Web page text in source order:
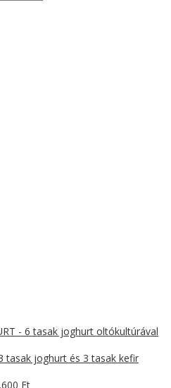
- 6 tasak joghurt oltókultúrával
tasak joghurt és 3 tasak kefir
Ft